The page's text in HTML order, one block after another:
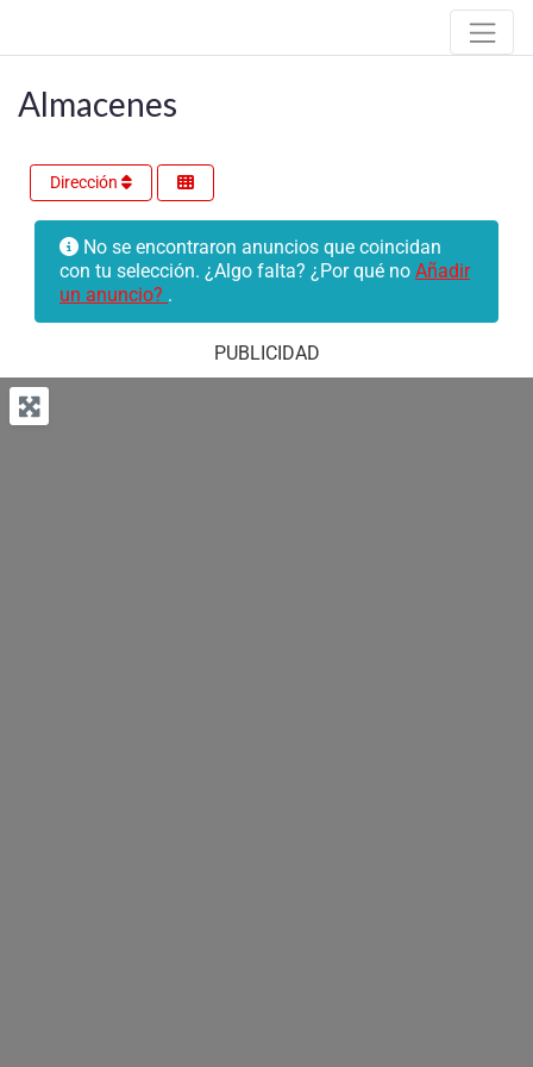
Almacenes
Dirección
No se encontraron anuncios que coincidan
con tu selección. ¿Algo falta? ¿Por qué no Añadir
un anuncio? .
PUBLICIDAD